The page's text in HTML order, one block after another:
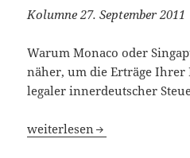
Kolumne 27. September 2011
Warum Monaco oder
näher, um die Erträge Ihrer
legaler innerdeutscher
Von Zossen lernen
weiterlesen